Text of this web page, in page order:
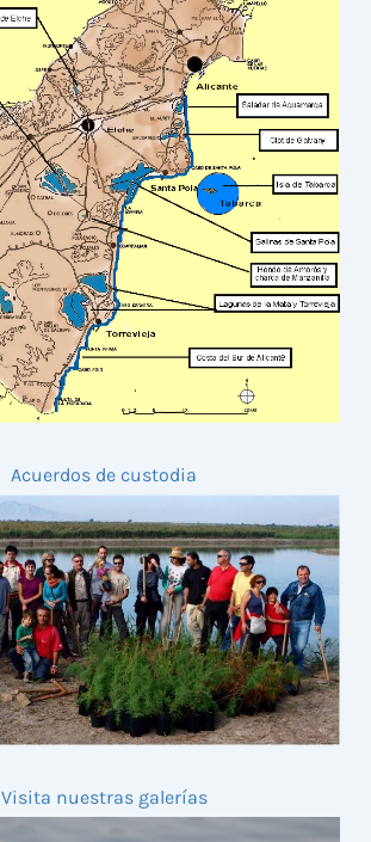
Acuerdos de custodia
Visita nuestras galerías